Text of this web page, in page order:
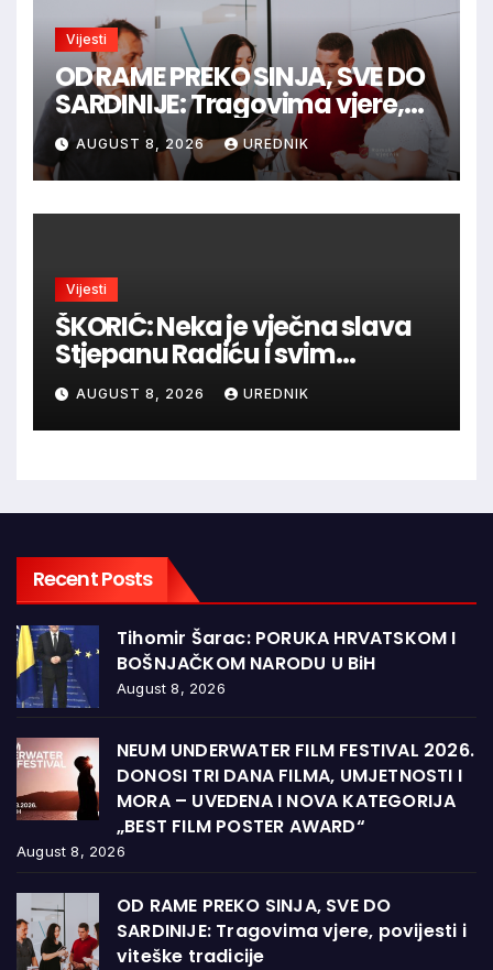
Vijesti
OD RAME PREKO SINJA, SVE DO
SARDINIJE: Tragovima vjere,
povijesti i viteške tradicije
AUGUST 8, 2026 UREDNIK
Vijesti
ŠKORIĆ: Neka je vječna slava
Stjepanu Radiću i svim
hrvatskim velikanima, a
vječna zahvalnost hrvatskim
braniteljima
AUGUST 8, 2026 UREDNIK
Recent Posts
Tihomir Šarac: PORUKA HRVATSKOM I
BOŠNJAČKOM NARODU U BiH
August 8, 2026
NEUM UNDERWATER FILM FESTIVAL 2026.
DONOSI TRI DANA FILMA, UMJETNOSTI I
MORA – UVEDENA I NOVA KATEGORIJA
„BEST FILM POSTER AWARD“
August 8, 2026
OD RAME PREKO SINJA, SVE DO
SARDINIJE: Tragovima vjere, povijesti i
viteške tradicije